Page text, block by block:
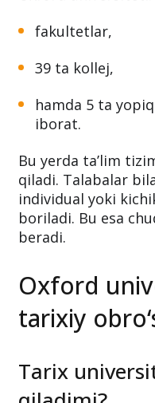
39 ta kollej
39 ta kollej,
hamda 5 ta yopiq
iborat.
Bu yerda ta’lim
qiladi. Talabalar
boriladi. Bu esa
beradi.
Oxford
tarixiy